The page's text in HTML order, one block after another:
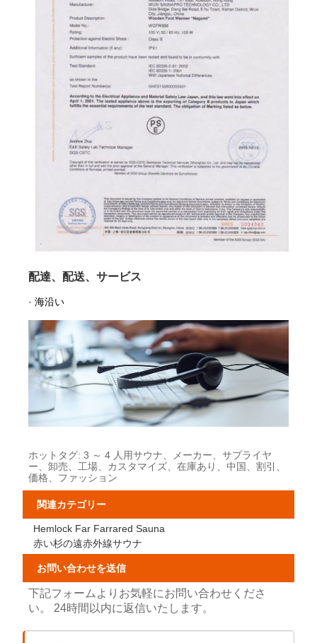
配達、配送、サービス
· 海沿い
ホットタグ: 3 ～ 4 人用サウナ、メーカー、サプライヤ
ー、卸売、工場、カスタマイズ、在庫あり、中国、割引、
価格、ファッション
関連カテゴリー
Hemlock Far Farrared Sauna
赤い杉の遠赤外線サウナ
お問い合わせを送信
下記フォームよりお気軽にお問い合わせくださ
い。 24時間以内に返信いたします。